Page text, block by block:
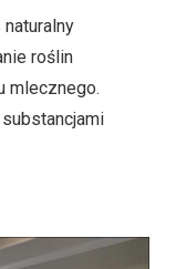
roślin
mlecznego.